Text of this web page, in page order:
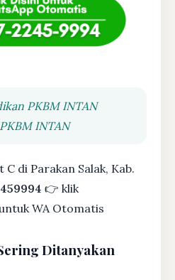
PKBM INTAN
INTAN
di Parakan Salak, Kab.
👉 klik
WA Otomatis
Ditanyakan